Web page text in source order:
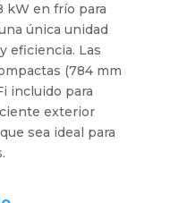
kW en frío para
única unidad
eficiencia. Las
(784 mm
incluido para
exterior
sea ideal para